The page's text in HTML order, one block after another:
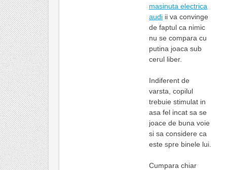
masinuta electrica
audiii va convinge
de faptul ca nimic
nu se compara cu
putina joaca sub
cerul liber.
Indiferent de
varsta, copilul
trebuie stimulat in
asa fel incat sa se
joace de buna voie
si sa considere ca
este spre binele lui.
Cumpara chiar